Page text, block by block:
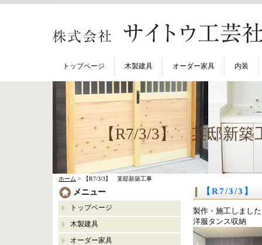
トップページ 木製建具 オーダー家具 内装
【R7/3/3】 某邸新築
ホーム > 【R7/3/3】 某邸新築工事
【R7/3/3】
製作・施工しまし
洋服タンス収納
メニュー
トップページ
木製建具
オーダー家具